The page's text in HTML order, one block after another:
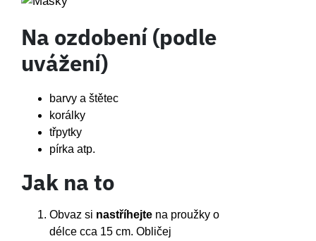
Na ozdobení (podle
uvážení)
barvy a štětec
korálky
třpytky
pírka atp.
Jak na to
Obvaz si nastříhejtena proužky o
délce cca 15 cm. Obličej